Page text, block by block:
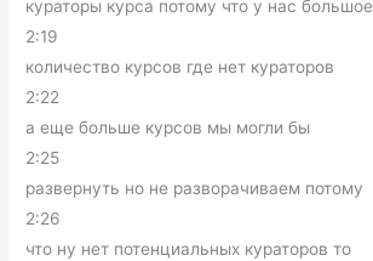
кураторы курса потому что у нас большое
2:19
количество курсов где нет кураторов
2:22
а еще больше курсов мы могли бы
2:25
развернуть но не разворачиваем потому
2:26
что ну нет потенциальных кураторов то